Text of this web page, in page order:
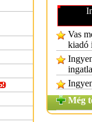
Vas
kiadó
Még